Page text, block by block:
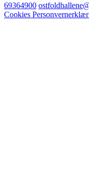
69364900
Cookies